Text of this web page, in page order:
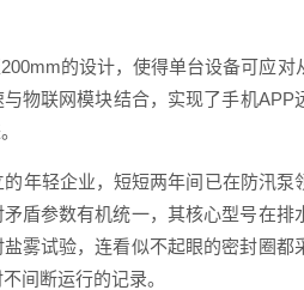
的设计，使得单台设备可应对
物联网模块结合，实现了手机APP
年轻企业，短短两年间已在防汛泵
参数有机统一，其核心型号在排
雾试验，连看似不起眼的密封圈都
间断运行的记录。